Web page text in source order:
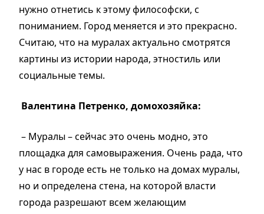
нужно отнетись к этому философски, с
пониманием. Город меняется и это прекрасно.
Считаю, что на муралах актуально смотрятся
картины из истории народа, этностиль или
социальные темы.
Валентина Петренко, домохозяйка:
– Муралы – сейчас это очень модно, это
площадка для самовыражения. Очень рада, что
у нас в городе есть не только на домах муралы,
но и определена стена, на которой власти
города разрешают всем желающим